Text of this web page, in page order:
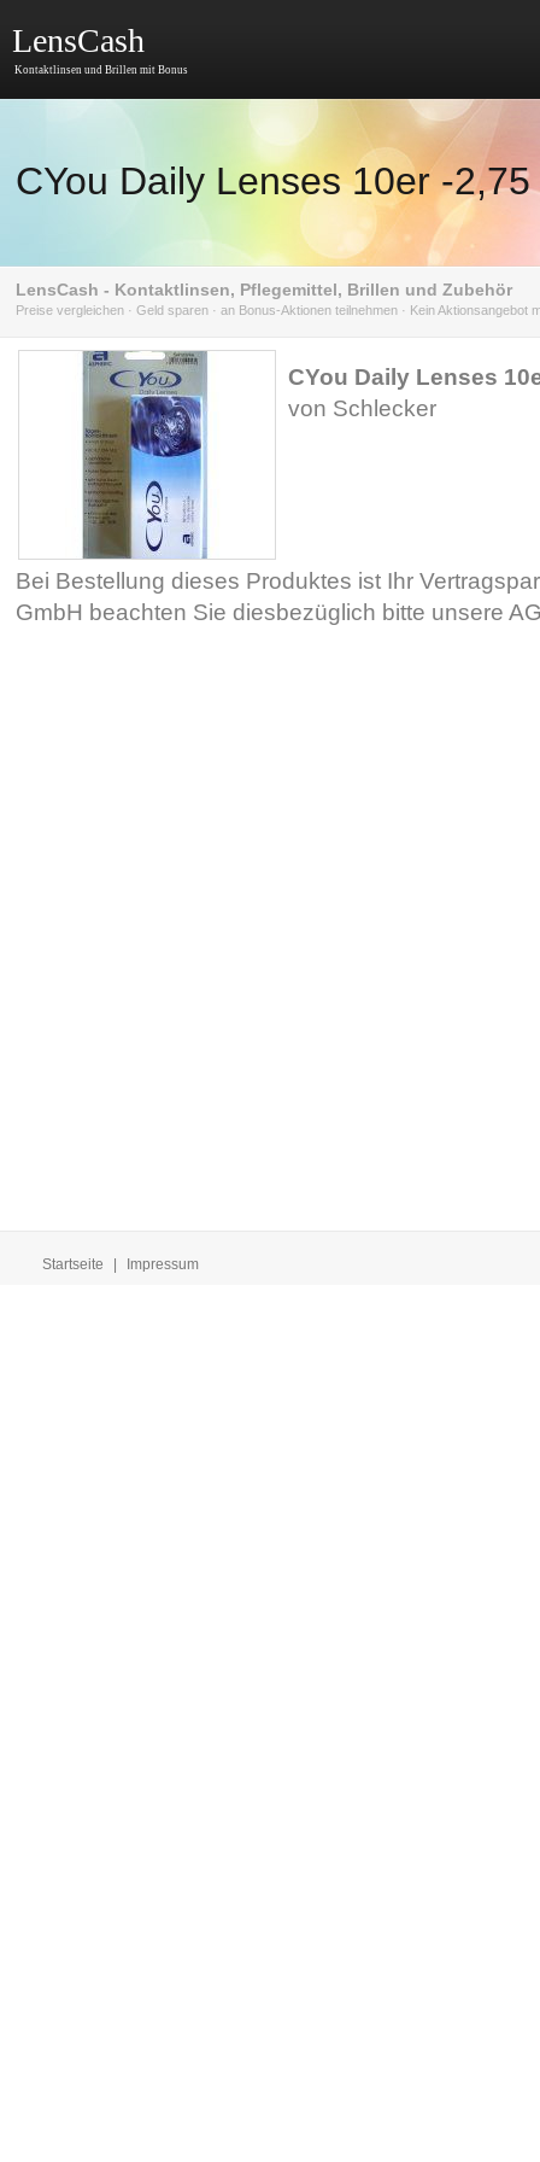
LensCash
Kontaktlinsen und Brillen mit Bonus
CYou Daily Lenses 10er -
LensCash - Kontaktlinsen, Pflegemittel, Brillen und Zubehör
Preise vergleichen · Geld sparen · an Bonus-Aktionen teilnehmen · Kein Aktionsangebot
CYou Daily Lenses
von Schlecker
Bei Bestellung dieses Produktes ist Ihr
GmbH beachten Sie diesbezüglich bitte unsere
Startseite Impressum